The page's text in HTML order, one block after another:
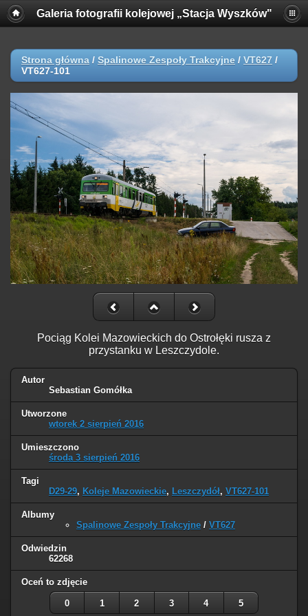
Galeria fotografii kolejowej „Stacja Wyszków"
Strona główna / Spalinowe Zespoły Trakcyjne / VT627 /
VT627-101
Pociąg Kolei Mazowieckich do Ostrołęki rusza z
przystanku w Leszczydole.
Autor
Sebastian Gomółka
Utworzone
wtorek 2 sierpień 2016
Umieszczono
środa 3 sierpień 2016
Tagi
D29-29, Koleje Mazowieckie, Leszczydół, VT627-101
Albumy
Spalinowe Zespoły Trakcyjne / VT627
Odwiedzin
62268
Oceń to zdjęcie
0 1 2 3 4 5